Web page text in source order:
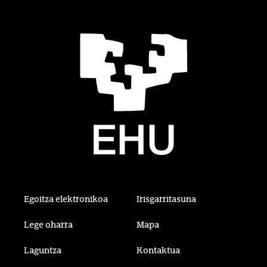
Egoitza elektronikoa Irisgarritasuna
Lege oharra Mapa
Laguntza Kontaktua